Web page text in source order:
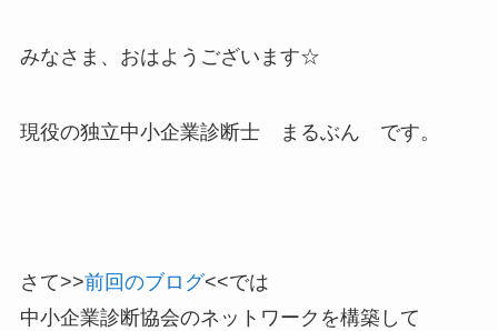
みなさま、おはようございます☆
現役の独立中小企業診断士 まるぶん です。
さて>>前回のブログ<<では
中小企業診断協会のネットワークを構築して